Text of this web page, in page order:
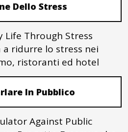
Dello Stress
Life Through Stress
a ridurre lo stress nei
ristoranti ed hotel
In Pubblico
Against Public